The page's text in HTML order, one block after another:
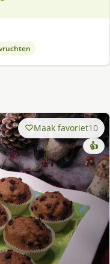
Maak favoriet10
👍